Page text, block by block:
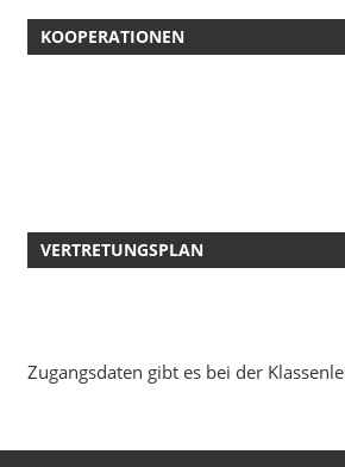
KOOPERATIONEN
VERTRETUNGSPLAN
Zugangsdaten gibt es bei der